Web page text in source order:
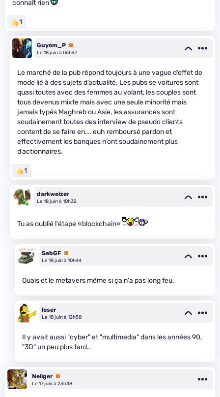
connaît rien
1
Guyom_P Premium
Le 18 juin à 06h47
Le marché de la pub répond toujours à une vague d’effet de
mode lié à des sujets d’actualité. Les pubs se voitures sont
quasi toutes avec des femmes au volant, les couples sont
tous devenus mixte mais avec une seule minorité mais
jamais typés Maghreb ou Asie, les assurances sont
soudainement toutes des interview de pseudo clients
content de se faire en…. euh remboursé pardon et
effectivement les banques n’ont soudainement plus
d’actionnaires.
1
darkweizer
Le 18 juin à 10h32
Tu as oublié l'étape «blockchain»
SebGF Premium
Le 18 juin à 10h44
Ouais et le metavers même si ça n'a pas long feu.
loser
Le 18 juin à 12h58
Il y avait aussi "cyber" et "multimedia" dans les années 90,
"3D" un peu plus tard..
Neliger Premium
Le 17 juin à 23h48